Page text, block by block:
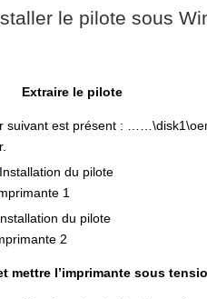
le pilote sous
Extraire le pilote
suivant est présent :
mettre l’imprimante sous